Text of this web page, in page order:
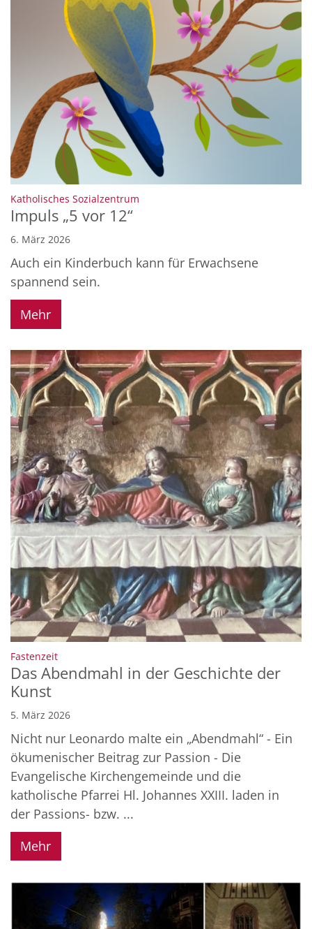
Katholisches Sozialzentrum
Impuls „5 vor 12“
6. März 2026
Auch ein Kinderbuch kann für Erwachsene
spannend sein.
Mehr
Fastenzeit:
Das Abendmahl in der Geschichte der
Kunst
5. März 2026
Nicht nur Leonardo malte ein „Abendmahl“ - Ein
ökumenischer Beitrag zur Passion - Die
Evangelische Kirchengemeinde und die
katholische Pfarrei Hl. Johannes XXIII. laden in
der Passions- bzw. ...
Mehr